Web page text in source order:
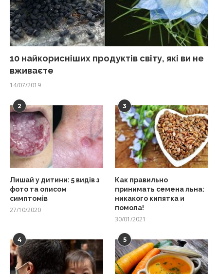
10 найкорисніших продуктів світу, які ви не
вживаєте
14/07/2019
2
Лишай у дитини: 5 видів з
фото та описом
симптомів
27/10/2020
3
Как правильно
принимать семена льна:
никакого кипятка и
помола!
30/01/2021
4 5